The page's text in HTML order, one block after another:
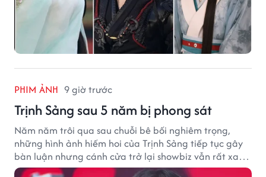
PHIM ẢNH 9 giờ trước
Trịnh Sảng sau 5 năm bị phong sát
Năm năm trôi qua sau chuỗi bê bối nghiêm trọng,
những hình ảnh hiếm hoi của Trịnh Sảng tiếp tục gây
bàn luận nhưng cánh cửa trở lại showbiz vẫn rất xa
vời.